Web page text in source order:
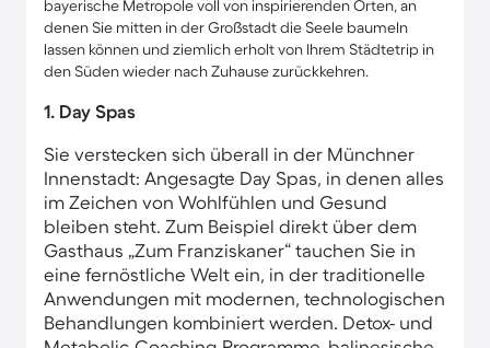
bayerische Metropole voll von inspirierenden Orten, an
denen Sie mitten in der Großstadt die Seele baumeln
lassen können und ziemlich erholt von Ihrem Städtetrip in
den Süden wieder nach Zuhause zurückkehren.
1. Day Spas
Sie verstecken sich überall in der Münchner
Innenstadt: Angesagte Day Spas, in denen alles
im Zeichen von Wohlfühlen und Gesund
bleiben steht. Zum Beispiel direkt über dem
Gasthaus „Zum Franziskaner“ tauchen Sie in
eine fernöstliche Welt ein, in der traditionelle
Anwendungen mit modernen, technologischen
Behandlungen kombiniert werden. Detox- und